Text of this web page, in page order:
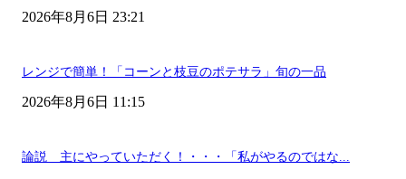
2026年8月6日 23:21
レンジで簡単！「コーンと枝豆のポテサラ」旬の一品
2026年8月6日 11:15
論説 主にやっていただく！・・・「私がやるのではな...